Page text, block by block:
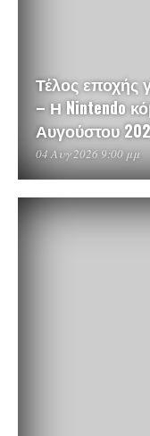
Τέλος εποχής
– Η Nintendo
Αυγούστου
04 Αυγ 2026 9:00 μμ